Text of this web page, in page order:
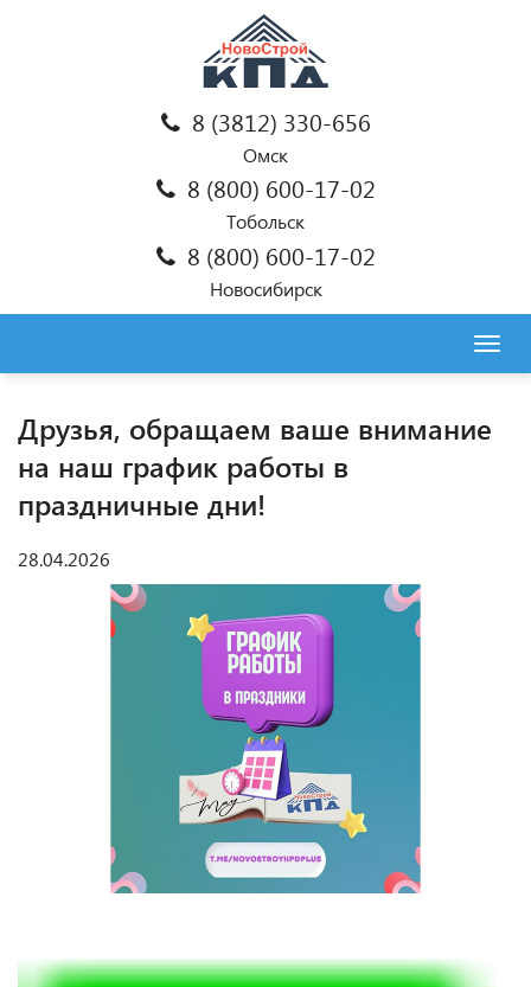
8 (3812) 330-656
Омск
8 (800) 600-17-02
Тобольск
8 (800) 600-17-02
Новосибирск
Друзья, обращаем ваше внимание
на наш график работы в
праздничные дни!
28.04.2026